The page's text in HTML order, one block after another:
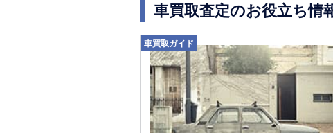
車買取査定のお役立ち情
車買取ガイド